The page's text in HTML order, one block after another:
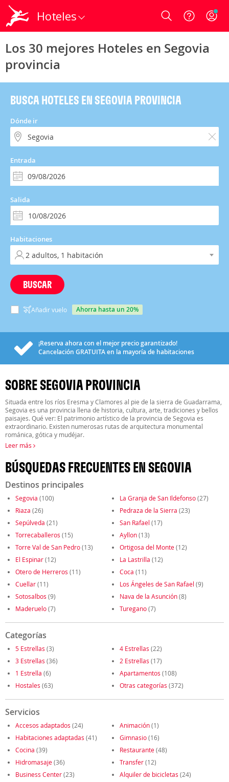
Hoteles Login
Los 30 mejores Hoteles en Segovia
provincia
BUSCA HOTELES EN SEGOVIA PROVINCIA
Dónde ir
Entrada
Salida
Habitaciones
BUSCAR
Añadir vuelo ahorra hasta un 20%
¡Reserva ahora con el mejor precio garantizado!
Cancelación GRATUITAen la mayoría de habitaciones
SOBRE SEGOVIA PROVINCIA
Situada entre los ríos Eresma y Clamores al pie de la sierra de Guadarrama,
Segovia es una provincia llena de historia, cultura, arte, tradiciones y bellos
paisajes. Qué ver: El patrimonio artístico de la provincia de Segovia es
extraordinario. Existen numerosas rutas de arquitectura monumental
románica, gótica y mudéjar.
Leer más
BÚSQUEDAS FRECUENTES EN SEGOVIA
Destinos principales
Segovia (100) La Granja de San Ildefonso(27)
Riaza (26) Pedraza de la Sierra (23)
Sepúlveda (21) San Rafael (17)
Torrecaballeros (15) Ayllon(13)
Torre Val de San Pedro(13) Ortigosa del Monte(12)
El Espinar(12) La Lastrilla (12)
Otero de Herreros (11) Coca (11)
Cuellar(11) Los Ángeles de San Rafael (9)
Sotosalbos (9) Nava de la Asunción(8)
Maderuelo(7) Turegano(7)
Categorías
5 Estrellas (3) 4 Estrellas (22)
3 Estrellas (36) 2 Estrellas (17)
1 Estrella (6) Apartamentos (108)
Hostales (63) Otras categorías (372)
Servicios
Accesos adaptados (24) Animación(1)
Habitaciones adaptadas (41) Gimnasio(16)
Cocina (39) Restaurante(48)
Hidromasaje(36) Transfer(12)
Business Center(23) Alquiler de bicicletas (24)